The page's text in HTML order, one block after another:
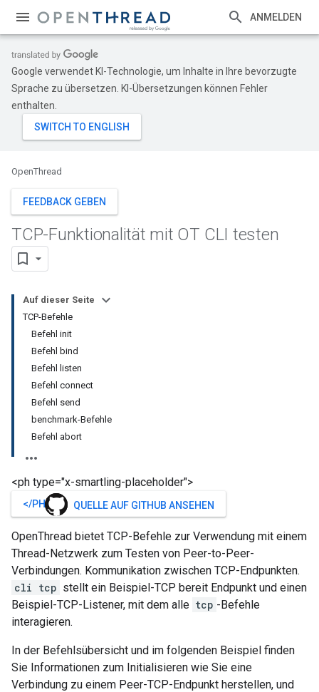
ANMELDEN
Google verwendet KI-Technologie, um Inhalte in Ihre bevorzugte
Sprache zu übersetzen. KI-Übersetzungen können Fehler
enthalten.
OpenThread
FEEDBACK GEBEN
TCP-Funktionalität mit OT CLI testen
Auf dieser Seite
TCP-Befehle
Befehl init
Befehl bind
Befehl listen
Befehl connect
Befehl send
benchmark-Befehle
Befehl abort
<ph type="x-smartling-placeholder">
</PH> QUELLE AUF GITHUB ANSEHEN
OpenThread bietet TCP-Befehle zur Verwendung mit einem
Thread-Netzwerk zum Testen von Peer-to-Peer-
Verbindungen. Kommunikation zwischen TCP-Endpunkten.
cli tcp stellt ein Beispiel-TCP bereit Endpunkt und einen
Beispiel-TCP-Listener, mit dem alle tcp -Befehle
interagieren.
In der Befehlsübersicht und im folgenden Beispiel finden
Sie Informationen zum Initialisieren wie Sie eine
Verbindung zu einem Peer-TCP-Endpunkt herstellen, und